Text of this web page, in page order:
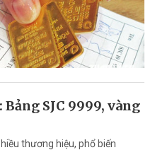
Bảng SJC 9999, vàng
thương hiệu, phổ biến